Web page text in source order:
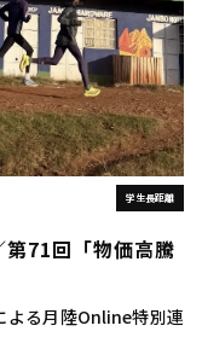
学生長距離
第71回「物価高騰
よる月陸Online特別連